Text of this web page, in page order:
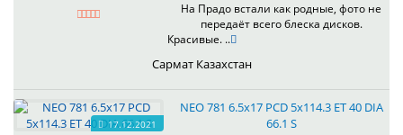
На Прадо встали как родные, фото не
передаёт всего блеска дисков.
Красивые. ..
Сармат Казахстан
17.12.2021
NEO 781 6.5x17 PCD 5x114.3 ET 40 DIA
66.1 S